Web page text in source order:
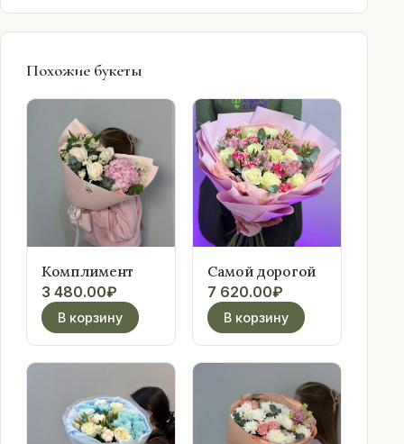
Похожие букеты
Комплимент
3 480.00₽
В корзину
Самой дорогой
7 620.00₽
В корзину